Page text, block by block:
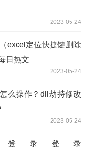
2023-05-24
excel定位快捷键删除
日热文
2023-05-24
么操作？dll劫持修改
2023-05-24
录登录